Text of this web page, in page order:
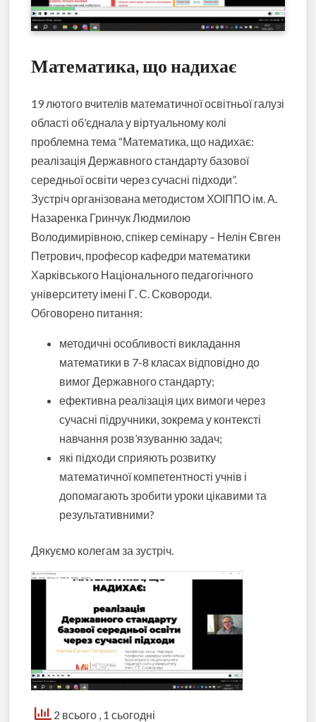
Математика, що надихає
19 лютого вчителів математичної освітньої галузі
області об’єднала у віртуальному колі
проблемна тема “Математика, що надихає:
реалізація Державного стандарту базової
середньої освіти через сучасні підходи”.
Зустріч організована методистом ХОІППО ім. А.
Назаренка Гринчук Людмилою
Володимирівною, спікер семінару – Нелін Євген
Петрович, професор кафедри математики
Харківського Національного педагогічного
університету імені Г. С. Сковороди.
Обговорено питання:
методичні особливості викладання
математики в 7-8 класах відповідно до
вимог Державного стандарту;
ефективна реалізація цих вимоги через
сучасні підручники, зокрема у контексті
навчання розв’язуванню задач;
які підходи сприяють розвитку
математичної компетентності учнів і
допомагають зробити уроки цікавими та
результативними?
Дякуємо колегам за зустріч.
2 всього , 1 сьогодні